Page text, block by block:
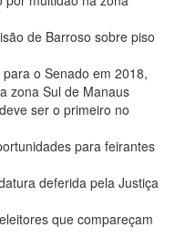
de Barroso sobre piso
o Senado em 2018,
zona Sul de Manaus
ser o primeiro no
para feirantes
deferida pela Justiça
que compareçam